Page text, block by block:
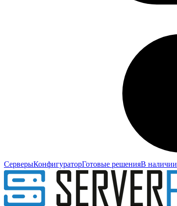
СерверыКонфигураторГотовые решенияВ наличии